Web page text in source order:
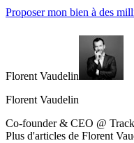
Proposer mon bien à des
Florent Vaudelin
Florent Vaudelin
Co-founder & CEO @
Plus d'articles de Florent